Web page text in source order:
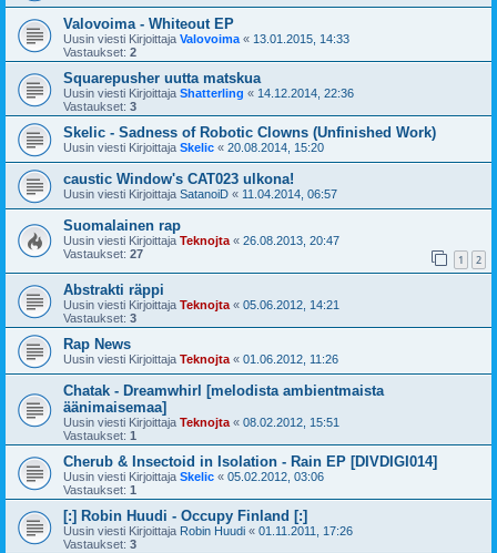
Valovoima - Whiteout EP
Uusin viesti Kirjoittaja Valovoima « 13.01.2015, 14:33
Vastaukset: 2
Squarepusher uutta matskua
Uusin viesti Kirjoittaja Shatterling « 14.12.2014, 22:36
Vastaukset: 3
Skelic - Sadness of Robotic Clowns (Unfinished Work)
Uusin viesti Kirjoittaja Skelic « 20.08.2014, 15:20
caustic Window's CAT023 ulkona!
Uusin viesti Kirjoittaja SatanoiD « 11.04.2014, 06:57
Suomalainen rap
Uusin viesti Kirjoittaja Teknojta « 26.08.2013, 20:47
Vastaukset: 27 1 2
Abstrakti räppi
Uusin viesti Kirjoittaja Teknojta « 05.06.2012, 14:21
Vastaukset: 3
Rap News
Uusin viesti Kirjoittaja Teknojta « 01.06.2012, 11:26
Chatak - Dreamwhirl [melodista ambientmaista
äänimaisemaa]
Uusin viesti Kirjoittaja Teknojta « 08.02.2012, 15:51
Vastaukset: 1
Cherub & Insectoid in Isolation - Rain EP [DIVDIGI014]
Uusin viesti Kirjoittaja Skelic « 05.02.2012, 03:06
Vastaukset: 1
[:] Robin Huudi - Occupy Finland [:]
Uusin viesti Kirjoittaja Robin Huudi « 01.11.2011, 17:26
Vastaukset: 3